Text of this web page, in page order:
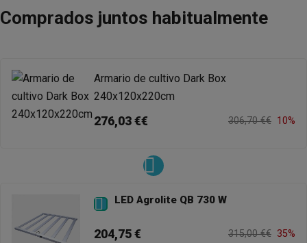
Comprados juntos habitualmente
Armario de cultivo Dark Box
240x120x220cm
276,03 €€ 306,70 €€ 10%
 LED Agrolite QB 730 W
204,75 € 315,00 €€ 35%